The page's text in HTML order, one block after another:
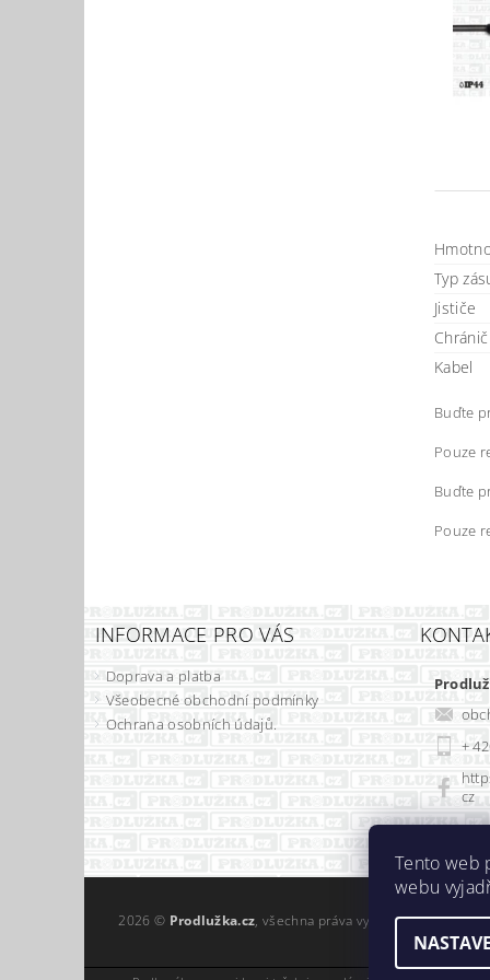
Typ
Jističe
Chránič
Kabel
Buďte
Pouze
Buďte
Pouze
INFORMACE PRO VÁS
Doprava a platba
Všeobecné obchodní podmínky
Ochrana osobních údajů.
+
cz
2026 © Prodlužka.cz, všechna práva vyhrazena
Tento web
webu